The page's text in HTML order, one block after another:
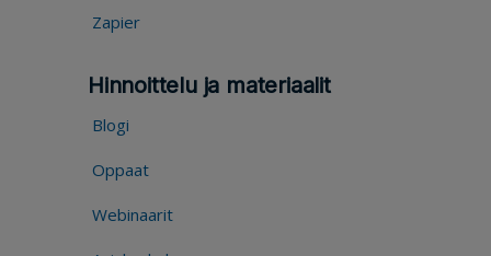
Zapier
Hinnoittelu ja materiaalit
Blogi
Oppaat
Webinaarit